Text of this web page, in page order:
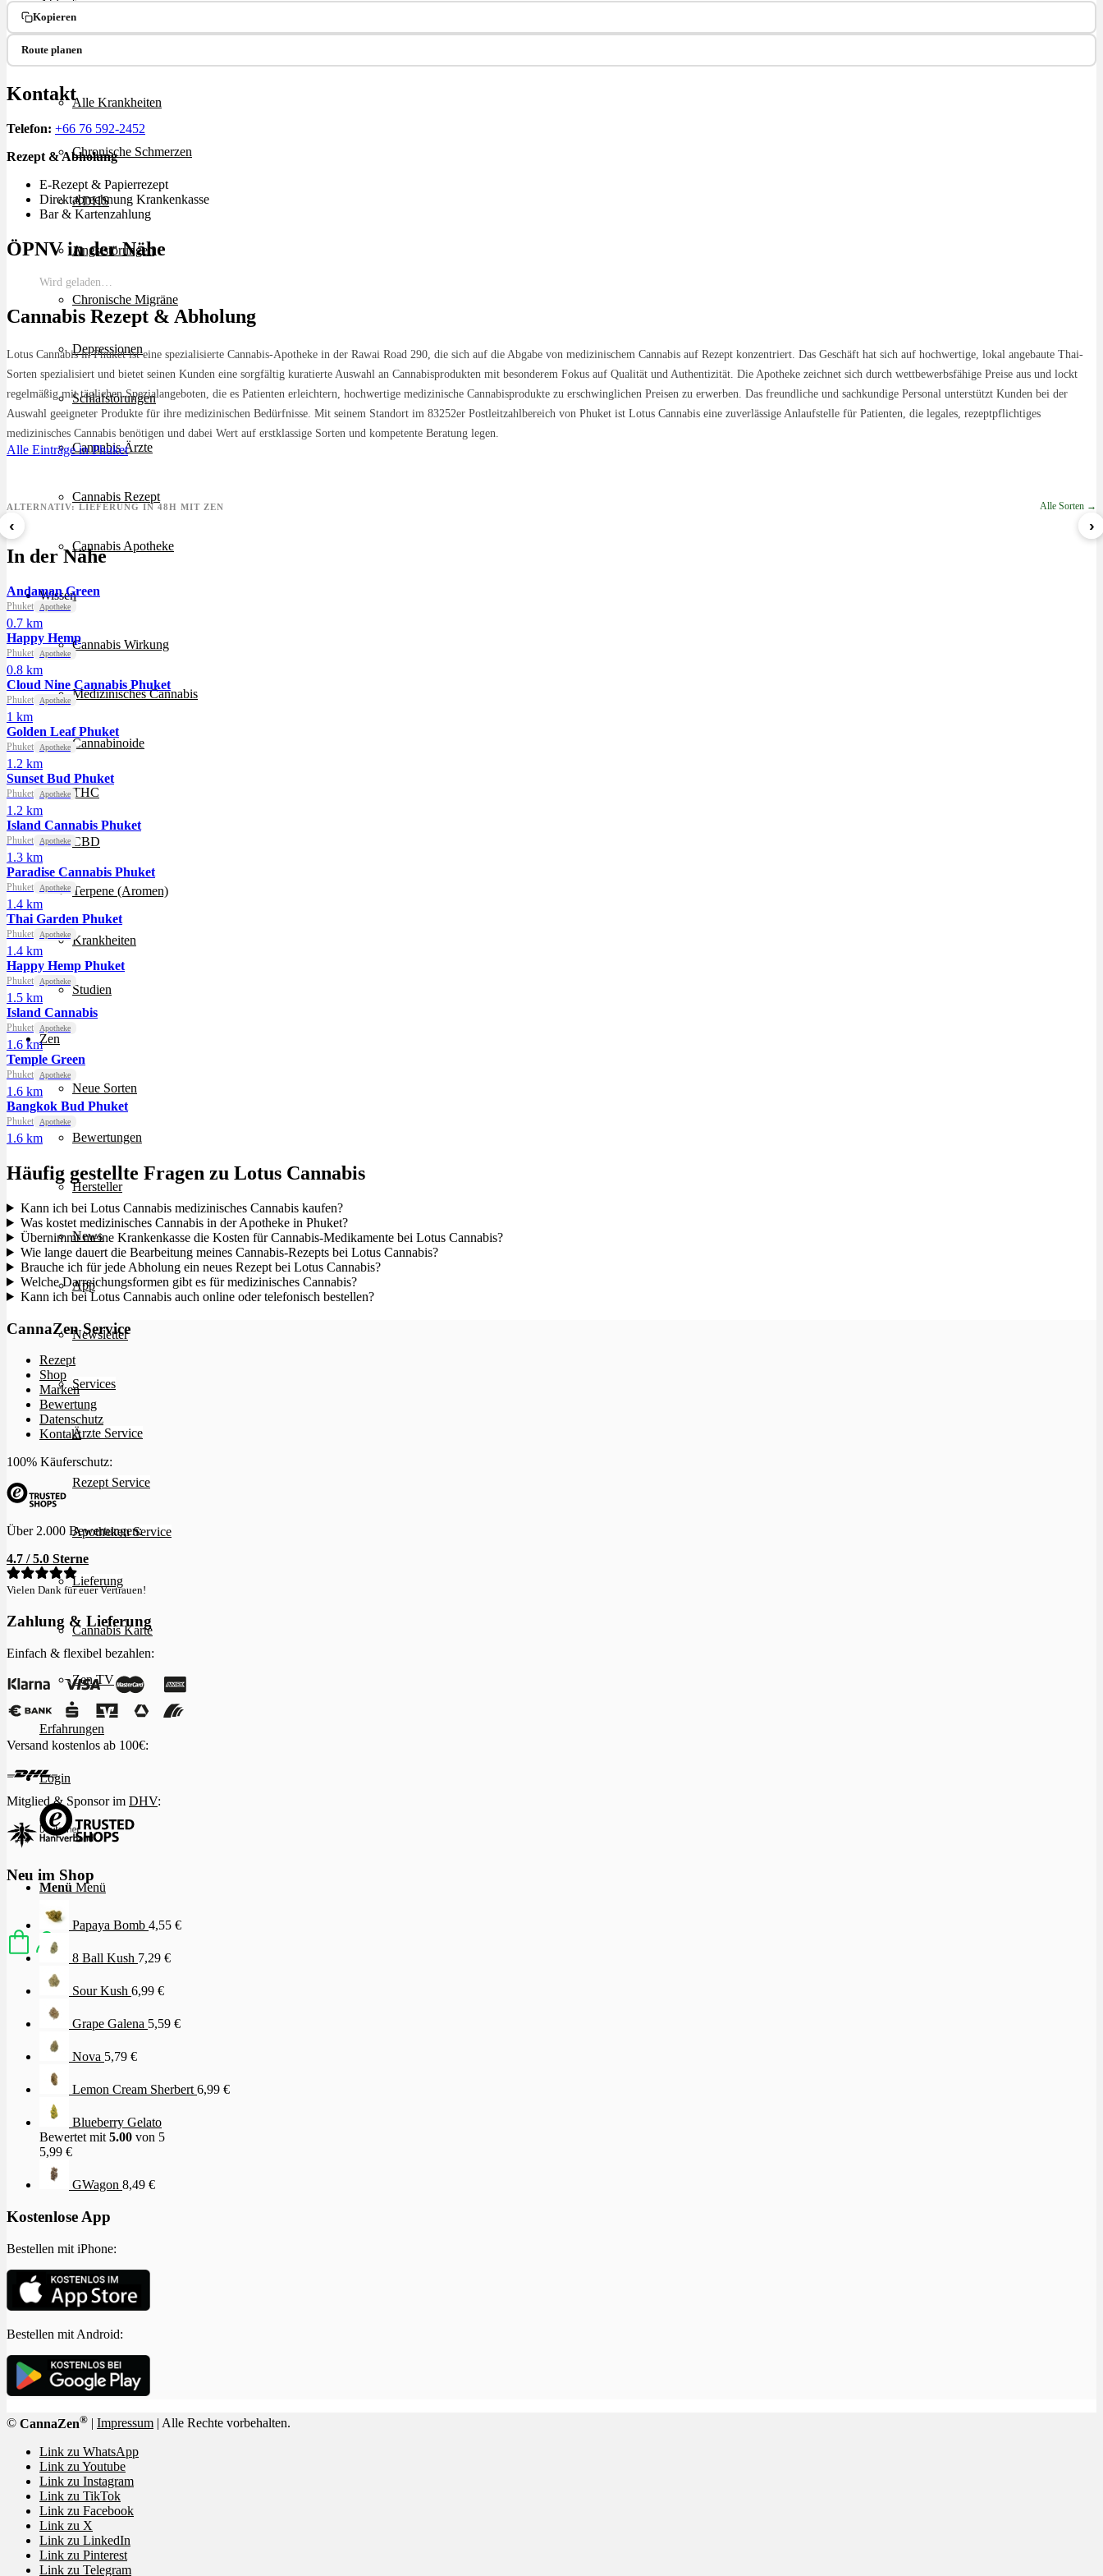
Ablauf
Therapien
Alle Krankheiten
Chronische Schmerzen
ADHS
Angststörungen
Chronische Migräne
Depressionen
Schlafstörungen
Cannabis Ärzte
Cannabis Rezept
Cannabis Apotheke
Wissen
Cannabis Wirkung
Medizinisches Cannabis
Cannabinoide
THC
CBD
Terpene (Aromen)
Krankheiten
Studien
Zen
Neue Sorten
Bewertungen
Hersteller
News
App
Newsletter
Services
Ärzte Service
Rezept Service
Apotheken Service
Lieferung
Cannabis Karte
Zen TV
Erfahrungen
Login
Menü Menü
Kopieren
Route planen
Kontakt
Telefon: +66 76 592-2452
Rezept & Abholung
E-Rezept & Papierrezept
Direktabrechnung Krankenkasse
Bar & Kartenzahlung
ÖPNV in der Nähe
Wird geladen…
Cannabis Rezept & Abholung
Lotus Cannabis in Phuket ist eine spezialisierte Cannabis-Apotheke in der Rawai Road 290, die sich auf die Abgabe von medizinischem Cannabis auf Rezept konzentriert. Das Geschäft hat sich auf hochwertige, lokal angebaute Thai-
Sorten spezialisiert und bietet seinen Kunden eine sorgfältig kuratierte Auswahl an Cannabisprodukten mit besonderem Fokus auf Qualität und Authentizität. Die Apotheke zeichnet sich durch wettbewerbsfähige Preise aus und lockt
regelmäßig mit täglichen Spezialangeboten, die es Patienten erleichtern, hochwertige medizinische Cannabisprodukte zu erschwinglichen Preisen zu erwerben. Das freundliche und sachkundige Personal unterstützt Kunden bei der
Auswahl geeigneter Produkte für ihre medizinischen Bedürfnisse. Mit seinem Standort im 83252er Postleitzahlbereich von Phuket ist Lotus Cannabis eine zuverlässige Anlaufstelle für Patienten, die legales, rezeptpflichtiges
medizinisches Cannabis benötigen und dabei Wert auf erstklassige Sorten und kompetente Beratung legen.
Alle Einträge in Phuket
ALTERNATIV: LIEFERUNG IN 48H MIT ZEN Alle Sorten →
‹
Sour Mintz Haze
ab 5,99 €/g
Lemon Cream Sherbert
›
In der Nähe
Andaman Green
Phuket Apotheke
0.7 km
Happy Hemp
Phuket Apotheke
0.8 km
Cloud Nine Cannabis Phuket
Phuket Apotheke
1 km
Golden Leaf Phuket
Phuket Apotheke
1.2 km
Sunset Bud Phuket
Phuket Apotheke
1.2 km
Island Cannabis Phuket
Phuket Apotheke
1.3 km
Paradise Cannabis Phuket
Phuket Apotheke
1.4 km
Thai Garden Phuket
Phuket Apotheke
1.4 km
Happy Hemp Phuket
Phuket Apotheke
1.5 km
Island Cannabis
Phuket Apotheke
1.6 km
Temple Green
Phuket Apotheke
1.6 km
Bangkok Bud Phuket
Phuket Apotheke
1.6 km
Häufig gestellte Fragen zu Lotus Cannabis
Kann ich bei Lotus Cannabis medizinisches Cannabis kaufen?
Was kostet medizinisches Cannabis in der Apotheke in Phuket?
Übernimmt meine Krankenkasse die Kosten für Cannabis-Medikamente bei Lotus Cannabis?
Wie lange dauert die Bearbeitung meines Cannabis-Rezepts bei Lotus Cannabis?
Brauche ich für jede Abholung ein neues Rezept bei Lotus Cannabis?
Welche Darreichungsformen gibt es für medizinisches Cannabis?
Kann ich bei Lotus Cannabis auch online oder telefonisch bestellen?
CannaZen Service
Rezept
Shop
Marken
Bewertung
Datenschutz
Kontakt
100% Käuferschutz:
Über 2.000 Bewertungen:
4.7 / 5.0 Sterne
Vielen Dank für euer Vertrauen!
Zahlung & Lieferung
Einfach & flexibel bezahlen:
Versand kostenlos ab 100€:
Mitglied & Sponsor im DHV:
Neu im Shop
Papaya Bomb 4,55 €
8 Ball Kush 7,29 €
Sour Kush 6,99 €
Grape Galena 5,59 €
Nova 5,79 €
Lemon Cream Sherbert 6,99 €
Blueberry Gelato
Bewertet mit 5.00 von 5
5,99 €
GWagon 8,49 €
Kostenlose App
Bestellen mit iPhone:
Bestellen mit Android:
© CannaZen® Impressum | Alle Rechte vorbehalten.
Link zu WhatsApp
Link zu Youtube
Link zu Instagram
Link zu TikTok
Link zu Facebook
Link zu X
Link zu LinkedIn
Link zu Pinterest
Link zu Telegram